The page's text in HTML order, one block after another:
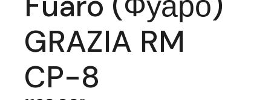
GRAZIA RM
CP-8